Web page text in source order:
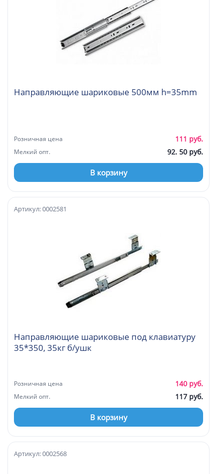
Направляющие шариковые 500мм h=35mm
Розничная цена 111 руб.
Мелкий опт. 92. 50 руб.
В корзину
Направляющие шариковые под клавиатуру
35*350, 35кг б/ушк
Артикул: 0002581
Розничная цена 140 руб.
Мелкий опт. 117 руб.
В корзину
Артикул: 0002568